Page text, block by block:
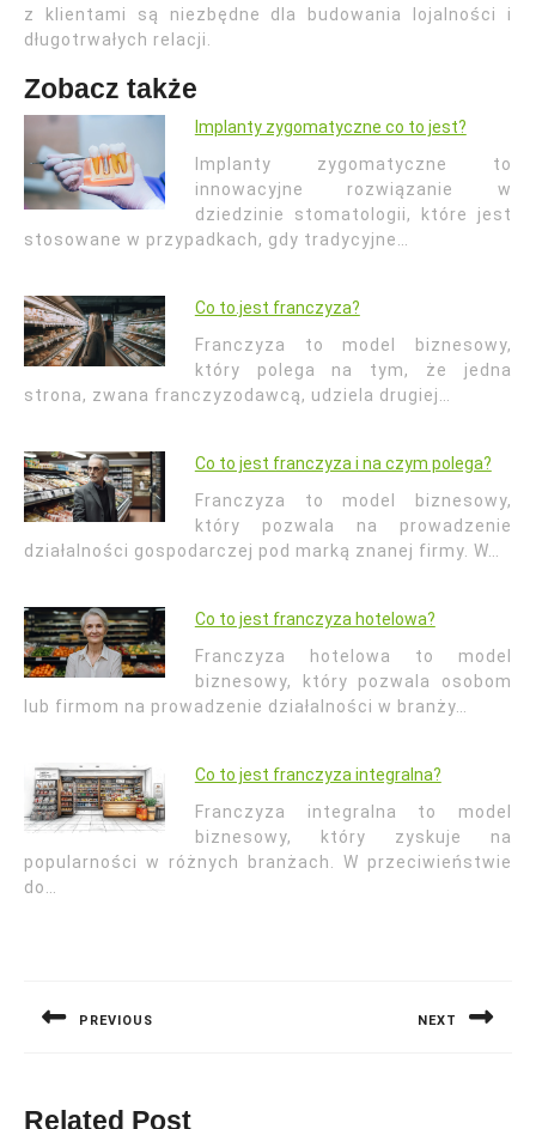
z klientami są niezbędne dla budowania lojalności i
długotrwałych relacji.
Zobacz także
Implanty zygomatyczne co to jest?
Implanty zygomatyczne to
innowacyjne rozwiązanie w
dziedzinie stomatologii, które jest
stosowane w przypadkach, gdy tradycyjne…
Co to.jest franczyza?
Franczyza to model biznesowy,
który polega na tym, że jedna
strona, zwana franczyzodawcą, udziela drugiej…
Co to jest franczyza i na czym polega?
Franczyza to model biznesowy,
który pozwala na prowadzenie
działalności gospodarczej pod marką znanej firmy. W…
Co to jest franczyza hotelowa?
Franczyza hotelowa to model
biznesowy, który pozwala osobom
lub firmom na prowadzenie działalności w branży…
Co to jest franczyza integralna?
Franczyza integralna to model
biznesowy, który zyskuje na
popularności w różnych branżach. W przeciwieństwie
do…
PREVIOUS NEXT
Related Post